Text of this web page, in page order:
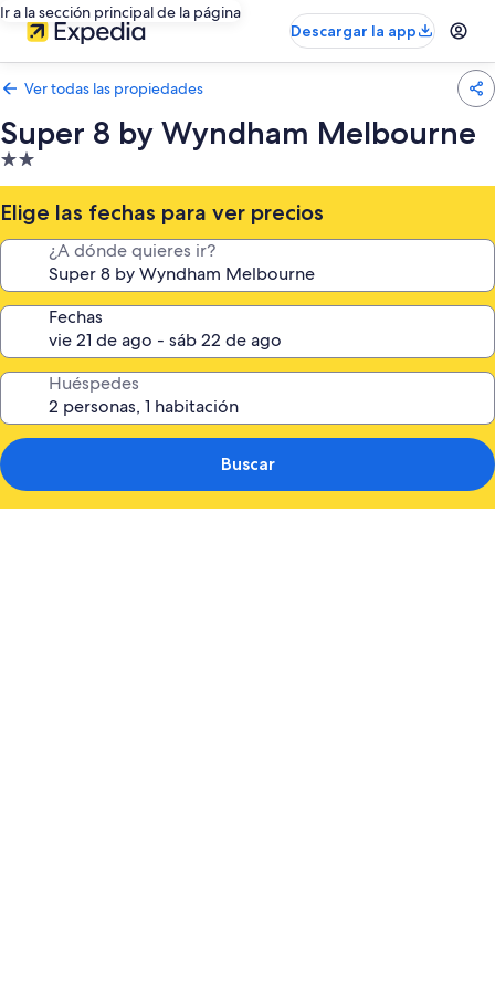
Ir a la sección principal de la página
Descargar la app
Ver todas las propiedades
Super 8 by Wyndham Melbourne
Propiedad
de
2.0
estrellas
Elige las fechas para ver precios
¿A dónde quieres ir?
Fechas
Huéspedes
Buscar